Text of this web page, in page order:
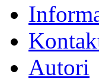
Autori